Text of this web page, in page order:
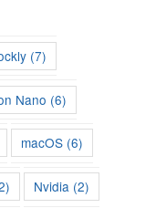
(7)
Nano (6)
macOS (6)
Nvidia (2)